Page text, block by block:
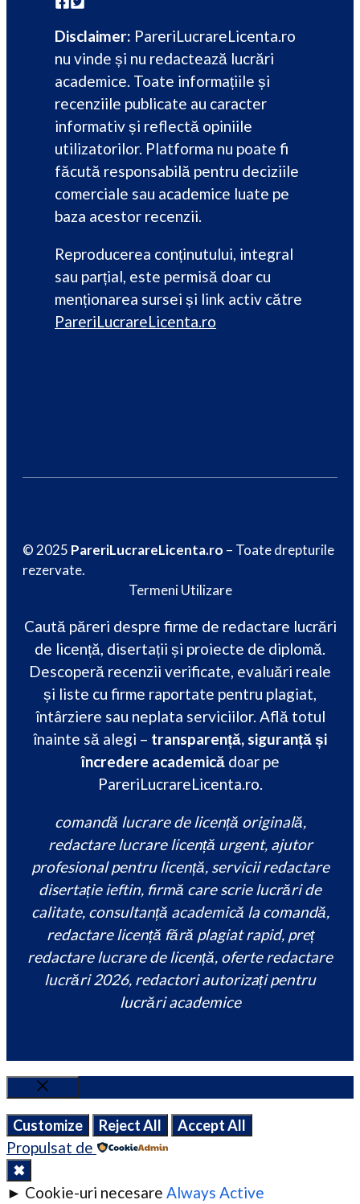
Disclaimer: PareriLucrareLicenta.ro
nu vinde și nu redactează lucrări
academice. Toate informațiile și
recenziile publicate au caracter
informativ și reflectă opiniile
utilizatorilor. Platforma nu poate fi
făcută responsabilă pentru deciziile
comerciale sau academice luate pe
baza acestor recenzii.
Reproducerea conținutului, integral
sau parțial, este permisă doar cu
menționarea sursei și link activ către
PareriLucrareLicenta.ro
© 2025 PareriLucrareLicenta.ro – Toate drepturile
rezervate.
Termeni Utilizare
Caută păreri despre firme de redactare lucrări
de licență, disertații și proiecte de diplomă.
Descoperă recenzii verificate, evaluări reale
și liste cu firme raportate pentru plagiat,
întârziere sau neplata serviciilor. Află totul
înainte să alegi – transparență, siguranță și
încredere academicădoar pe
PareriLucrareLicenta.ro.
comandă lucrare de licență originală,
redactare lucrare licență urgent, ajutor
profesional pentru licență, servicii redactare
disertație ieftin, firmă care scrie lucrări de
calitate, consultanță academică la comandă,
redactare licență fără plagiat rapid, preț
redactare lucrare de licență, oferte redactare
lucrări 2026, redactori autorizați pentru
lucrări academice
Close
Customize
Reject All Accept All
Propulsat de
✖
► Cookie-uri necesare Always Active